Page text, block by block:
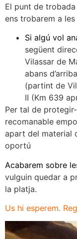
El punt de
ens trobarem a
Si algú vol
següent
Vilassar de
abans
(partint de
II (Km 639
Per tal de
recomanable
apart del material
oportú
Acabarem sobre
vulguin quedar a
la platja.
Us hi esperem.